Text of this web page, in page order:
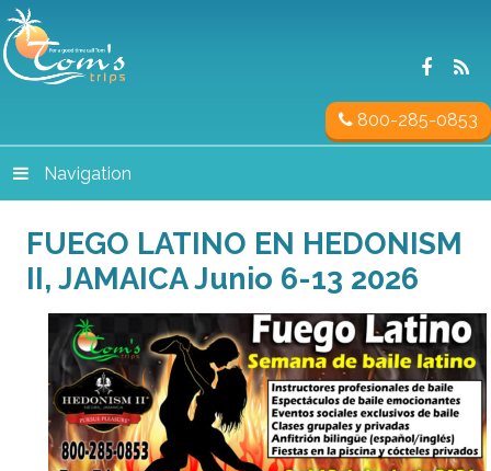
800-285-0853
Navigation
FUEGO LATINO EN HEDONISM
II, JAMAICA Junio 6-13 2026